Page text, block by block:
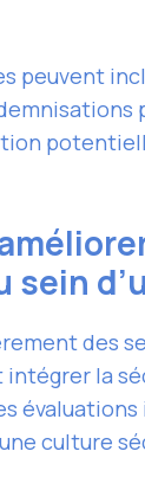
peuvent
sein
des
la
culture